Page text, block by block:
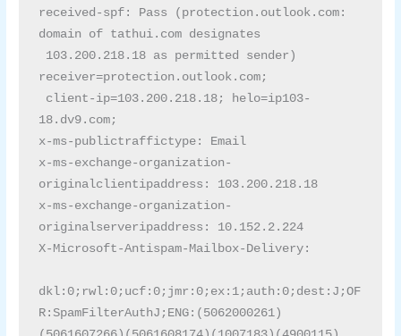
received-spf: Pass (protection.outlook.com:
domain of tathui.com designates
receiver=protection.outlook.com;
18.dv9.com;
x-ms-publictraffictype: Email
x-ms-exchange-organization-
originalclientipaddress: 103.200.218.18
x-ms-exchange-organization-
originalserveripaddress: 10.152.2.224
X-Microsoft-Antispam-Mailbox-Delivery:
dkl:0;rwl:0;ucf:0;jmr:0;ex:1;auth:0;dest:J;OF
R:SpamFilterAuthJ;ENG:(5062000261)